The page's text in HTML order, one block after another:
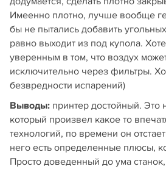
Имеенно плотно, лучше вообще
бы не пытались добавить
равно выходит из под купола.
уверенным в том, что воздух
исключительно через фильтры.
безвредности испарений)
Выводы: принтер достойный. Это
который произвел какое то
технологий, по времени он
него есть определенные плюсы,
Просто доведенный до ума